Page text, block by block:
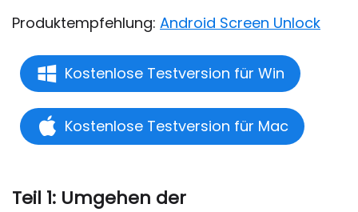
Produktempfehlung: Android Screen Unlock
Kostenlose Testversion für Win
Kostenlose Testversion für Mac
Teil 1: Umgehen der